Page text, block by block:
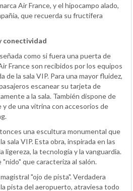
Air France, y el hipocampo alado,
que recuerda su fructífera
conectividad
como si fuera una puerta de
France son recibidos por los equipos
de la sala VIP. Para una mayor fluidez,
escanear su tarjeta de
a la sala. También dispone de
y de una vitrina con accesorios de
una escultura monumental que
sala VIP. Esta obra, inspirada en las
ligereza, la tecnología y la vanguardia.
que caracteriza al salón.
"ojo de pista". Verdadera
pista del aeropuerto, atraviesa todo